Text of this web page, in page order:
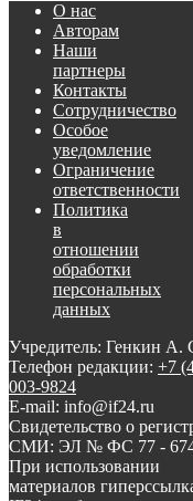
О нас
Авторам
Наши
партнеры
Контакты
Сотрудничество
Особое
уведомление
Ограничение
ответственности
Политика
в
отношении
обработки
персональных
данных
Учредитель: Генкин А.
Телефон редакции: +7
003-9824
E-mail: info@if24.ru
Свидетельство о
СМИ: ЭЛ № ФС 77 -
При использовании
материалов